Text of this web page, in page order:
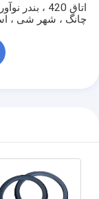
اتاق 420 ،
چانگ ، شهر شی ،